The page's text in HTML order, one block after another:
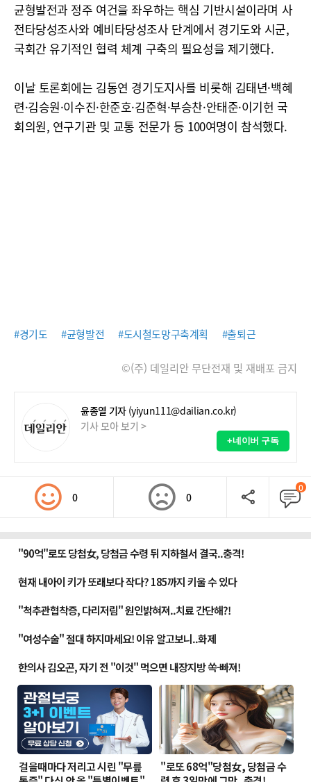
균형발전과 정주 여건을 좌우하는 핵심 기반시설이라며 사
전타당성조사와 예비타당성조사 단계에서 경기도와 시군,
국회간 유기적인 협력 체계 구축의 필요성을 제기했다.
이날 토론회에는 김동연 경기도지사를 비롯해 김태년·백혜
련·김승원·이수진·한준호·김준혁·부승찬·안태준·이기헌 국
회의원, 연구기관 및 교통 전문가 등 100여명이 참석했다.
#경기도 #균형발전 #도시철도망구축계획 #출퇴근
©(주) 데일리안 무단전재 및 재배포 금지
윤종열 기자 (yiyun111@dailian.co.kr)
기사 모아 보기 >
+네이버 구독
0 0
0